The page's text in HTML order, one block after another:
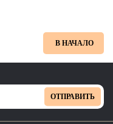
В НАЧАЛО
ОТПРАВИТЬ